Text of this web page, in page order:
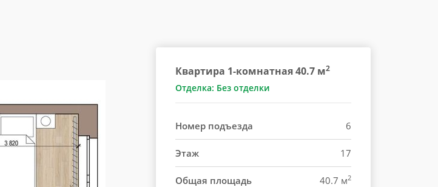
Квартира 1-комнатная 40.7 м2
Отделка: Без отделки
Номер подъезда 6
Этаж 17
Общая площадь 40.7 м2